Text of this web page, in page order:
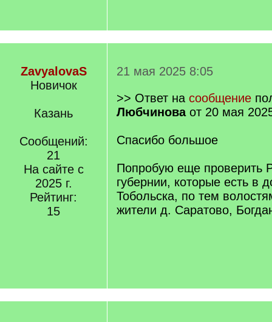
ZavyalovaS
Новичок
Казань
Сообщений:
21
На сайте с
2025 г.
Рейтинг:
15
21 мая 2025 8:05
>> Ответ на сообщение
Любчиноваот 20 мая
Спасибо большое
Попробую еще проверить
губернии, которые есть в
Тобольска, по тем
жители д. Саратово,